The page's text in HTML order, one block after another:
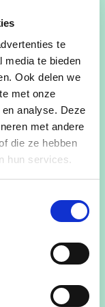
te
media te bieden
Ook delen we
met onze
analyse. Deze
met andere
die ze hebben
hun services.
phishing
We
om te
zeker voor
opgroeit
nog net, maar
je privacy?